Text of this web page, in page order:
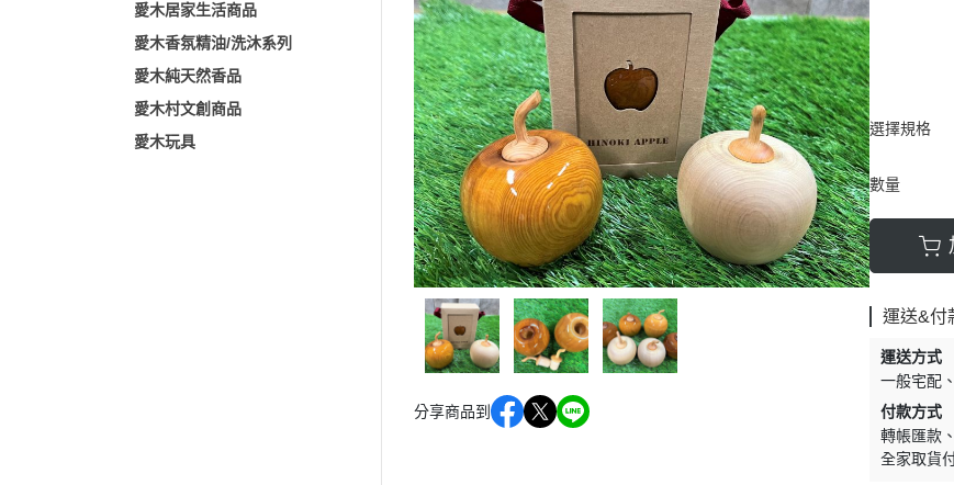
愛木居家生活商品
愛木香氛精油/洗沐系列
愛木純天然香品
愛木村文創商品
愛木玩具
分享商品到
選擇規格
數量
運送&付
運送方式
一般宅配
付款方式
轉帳匯款
全家取貨